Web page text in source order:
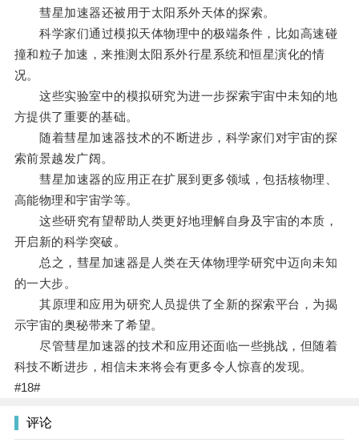
彗星加速器还被用于太阳系外天体的探索。
科学家们通过模拟天体物理中的极端条件，比如高速碰
撞和粒子加速，来推测太阳系外行星系统和恒星演化的情
况。
这些实验室中的模拟研究为进一步探索宇宙中未知的地
方提供了重要的基础。
随着彗星加速器技术的不断进步，科学家们对宇宙的探
索前景越发广阔。
彗星加速器的应用正在扩展到更多领域，包括核物理、
高能物理和宇宙学等。
这些研究有望帮助人类更好地理解自身及宇宙的本质，
开启新的科学突破。
总之，彗星加速器是人类在天体物理学研究中迈向未知
的一大步。
其原理和应用为研究人员提供了全新的探索平台，为揭
示宇宙的奥秘带来了希望。
尽管彗星加速器的技术和应用还面临一些挑战，但随着
科技不断进步，相信未来将会有更多令人惊喜的发现。
#18#
评论